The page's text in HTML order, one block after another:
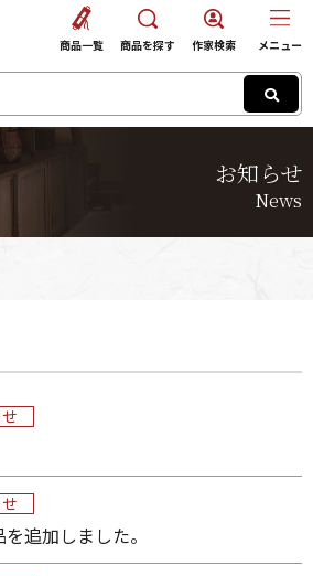
お知らせ
News
商品一覧 商品を探す 作家検索 メニュー
追加しました。